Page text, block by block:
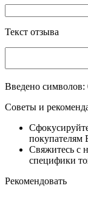
Текст отзыва
Введено символов:
Советы и
покупателям
Свяжитесь с
специфики
Рекомендовать